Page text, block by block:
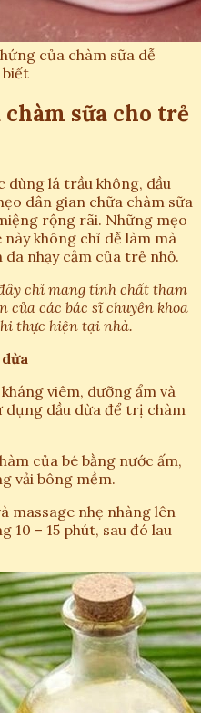
của chàm sữa dễ
biết
sữa cho trẻ
dùng lá trầu không, dầu
dân gian chữa chàm sữa
rộng rãi. Những mẹo
không chỉ dễ làm mà
nhạy cảm của trẻ nhỏ.
chỉ mang tính chất tham
của các bác sĩ chuyên khoa
thực hiện tại nhà.
viêm, dưỡng ẩm và
dụng dầu dừa để trị chàm
của bé bằng nước ấm,
vải bông mềm.
massage nhẹ nhàng lên
10 – 15 phút, sau đó lau